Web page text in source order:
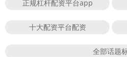
正规杠杆配资平台app
十大配资平台配资
全部话题